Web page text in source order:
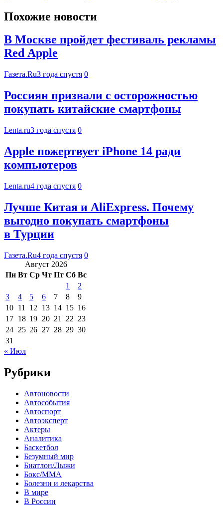
Похожие новости
В Москве пройдет фестиваль рекламы
Red Apple
Газета.Ru3 года спустя 0
Россиян призвали с осторожностью
покупать китайские смартфоны
Lenta.ru3 года спустя 0
Apple пожертвует iPhone 14 ради
компьютеров
Lenta.ru4 года спустя 0
Лучше Китая и AliExpress. Почему
выгодно покупать смартфоны
в Турции
Газета.Ru4 года спустя 0
Август 2026
Пн Вт Ср Чт Пт Сб Вс
1
2
3
4 5 6 7 8
9
10 11 12 13 14 15 16
17 18 19 20 21 22 23
24 25 26 27 28 29 30
31
« Июл
Рубрики
Автоновости
Автособытия
Автоспорт
Автоэксперт
Актеры
Аналитика
Баскетбол
Безумный мир
Биатлон/Лыжи
Бокс/MMA
Болезни и лекарства
В мире
В России